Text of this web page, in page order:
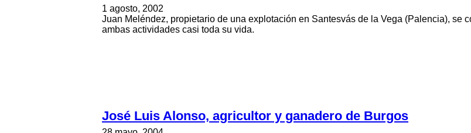
1 agosto, 2002
Juan Meléndez, propietario de una explotación en Santesvás de la Vega (Palencia), se
ambas actividades casi toda su vida.
José Luis Alonso, agricultor y ganadero de Burgos